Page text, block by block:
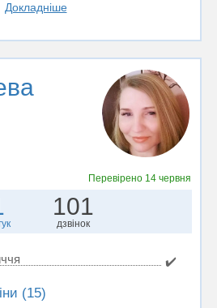
Докладніше
Перевірено 14 червня
101
дзвінок
✔️
(15)